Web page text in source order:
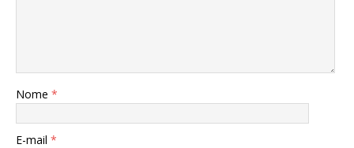
Nome *
E-mail *